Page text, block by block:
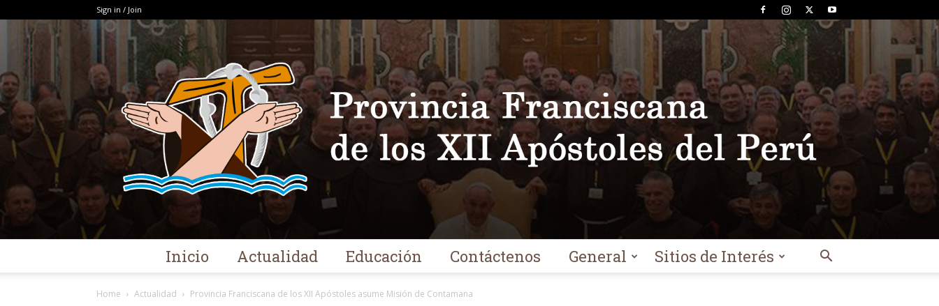
Sign in / Join
Inicio Actualidad Educación Contáctenos General Sitios de Interés
Home Actualidad Provincia Franciscana de los XII Apóstoles asume Misión de Contamana